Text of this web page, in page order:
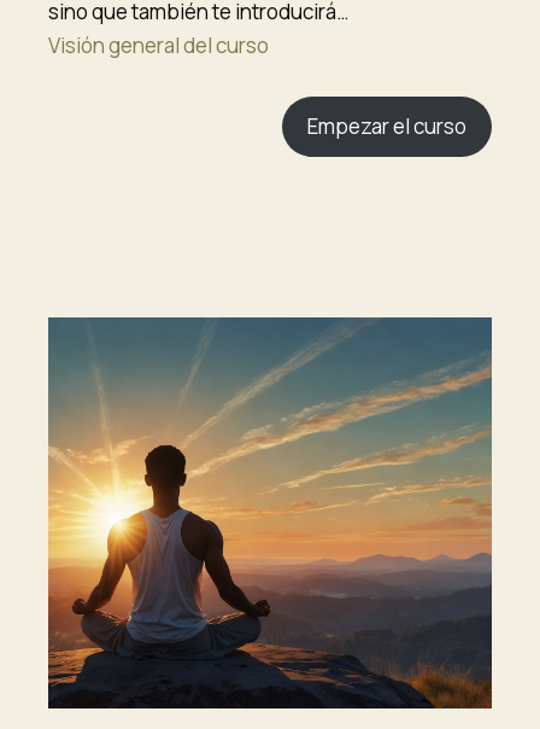
sino que también te introducirá…
Visión general del curso
Empezar el curso